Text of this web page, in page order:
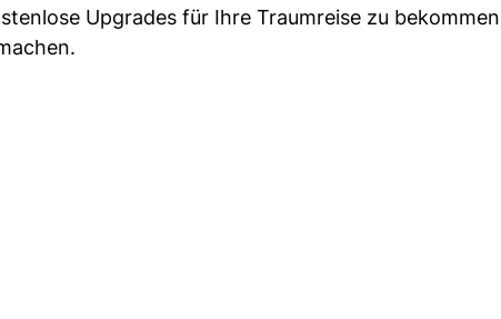
Upgrades für Ihre Traumreise zu